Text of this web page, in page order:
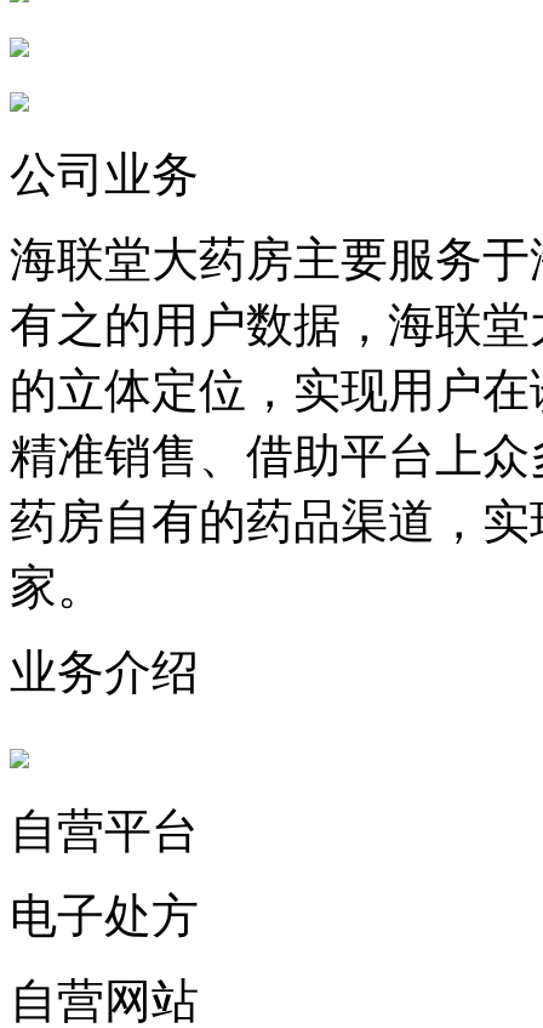
公司业务
海联堂大药房主要服务
有之的用户数据，海联
的立体定位，实现用户
精准销售、借助平台上
药房自有的药品渠道，
家。
业务介绍
自营平台
电子处方
自营网站